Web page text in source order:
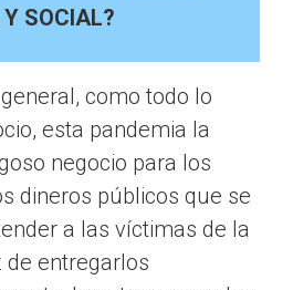
SOCIAL?
como todo lo
esta pandemia la
negocio para los
dineros públicos que se
a las víctimas de la
de entregarlos